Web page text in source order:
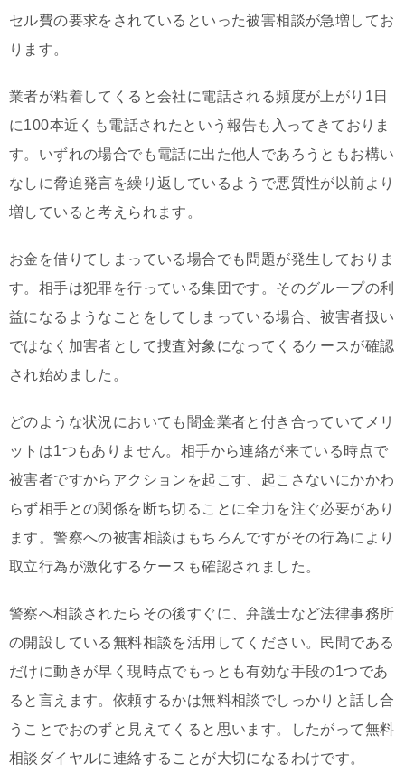
セル費の要求をされているといった被害相談が急増してお
ります。
業者が粘着してくると会社に電話される頻度が上がり1日
に100本近くも電話されたという報告も入ってきておりま
す。いずれの場合でも電話に出た他人であろうともお構い
なしに脅迫発言を繰り返しているようで悪質性が以前より
増していると考えられます。
お金を借りてしまっている場合でも問題が発生しておりま
す。相手は犯罪を行っている集団です。そのグループの利
益になるようなことをしてしまっている場合、被害者扱い
ではなく加害者として捜査対象になってくるケースが確認
され始めました。
どのような状況においても闇金業者と付き合っていてメリ
ットは1つもありません。相手から連絡が来ている時点で
被害者ですからアクションを起こす、起こさないにかかわ
らず相手との関係を断ち切ることに全力を注ぐ必要があり
ます。警察への被害相談はもちろんですがその行為により
取立行為が激化するケースも確認されました。
警察へ相談されたらその後すぐに、弁護士など法律事務所
の開設している無料相談を活用してください。民間である
だけに動きが早く現時点でもっとも有効な手段の1つであ
ると言えます。依頼するかは無料相談でしっかりと話し合
うことでおのずと見えてくると思います。したがって無料
相談ダイヤルに連絡することが大切になるわけです。